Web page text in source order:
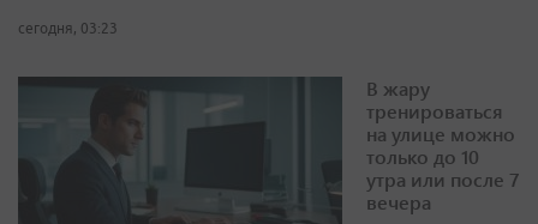
сегодня, 03:23
В жару
тренироваться
на улице можно
только до 10
утра или после 7
вечера